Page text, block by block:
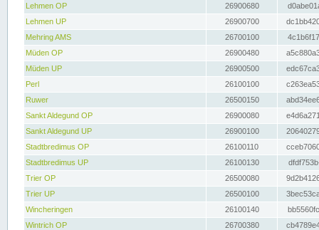
Lehmen OP
26900680
Lehmen UP
26900700
Mehring AMS
26700100
Müden OP
26900480
Müden UP
26900500
Perl
26100100
Ruwer
26500150
Sankt Aldegund OP
26900080
Sankt Aldegund UP
26900100
Stadtbredimus OP
26100110
Stadtbredimus UP
26100130
Trier OP
26500080
Trier UP
26500100
Wincheringen
26100140
Wintrich OP
26700380